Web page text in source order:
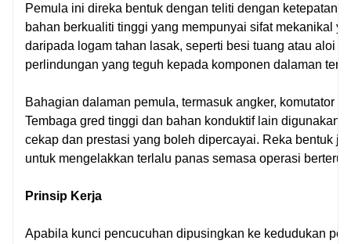
5. Keperluan Penyelenggaraan Rendah: Memerlukan
penyelenggaraan yang minimum, Weichai Power
Starter T837010004 menjimatkan masa dan kos.
Pemeriksaan biasa biasanya mencukupi untuk
baik, mengurangkan kerumitan penyelenggaraan
yang kerap.
Pemula ini direka bentuk dengan teliti dengan ketepatan
bahan berkualiti tinggi yang mempunyai sifat mekanikal
daripada logam tahan lasak, seperti besi tuang atau aloi
perlindungan yang teguh kepada komponen dalaman
Bahagian dalaman pemula, termasuk angker, komutator
Tembaga gred tinggi dan bahan konduktif lain digunakan
cekap dan prestasi yang boleh dipercayai. Reka bentuk
untuk mengelakkan terlalu panas semasa operasi
Prinsip Kerja
Apabila kunci pencucuhan dipusingkan ke kedudukan